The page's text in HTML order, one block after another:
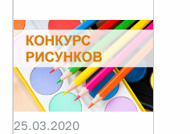
25.03.2020